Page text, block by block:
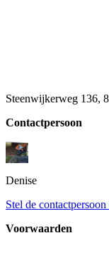
Steenwijkerweg 136,
Contactpersoon
Denise
Stel de contactpersoon
Voorwaarden